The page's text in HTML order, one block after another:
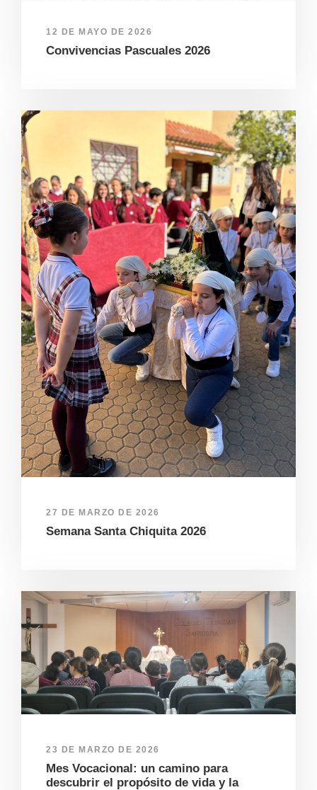
12 DE MAYO DE 2026
Convivencias Pascuales 2026
27 DE MARZO DE 2026
Semana Santa Chiquita 2026
23 DE MARZO DE 2026
Mes Vocacional: un camino para
descubrir el propósito de vida y la